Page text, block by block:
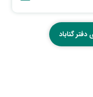
گناباد